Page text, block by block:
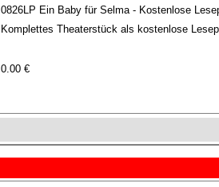
0826LP Ein Baby für Selma - Kostenlose
Komplettes Theaterstück als kostenlose
0.00 €